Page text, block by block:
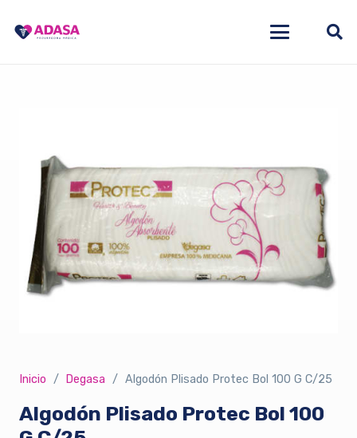
Inicio / Degasa / Algodón Plisado Protec Bol 100 G C/25
Algodón Plisado Protec Bol 100